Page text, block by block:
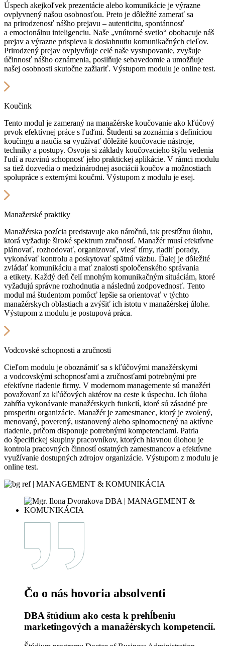
Úspech akejkoľvek prezentácie alebo komunikácie je výrazne
ovplyvnený našou osobnosťou. Preto je dôležité zamerať sa
na prirodzenosť nášho prejavu – autenticitu, spontánnosť
a emocionálnu inteligenciu. Naše „vnútorné svetlo“ obohacuje náš
prejav a výrazne prispieva k dosiahnutiu komunikačných cieľov.
Prirodzený prejav ovplyvňuje celé naše vystupovanie, zvyšuje
účinnosť nášho oznámenia, posilňuje sebavedomie a umožňuje
našej osobnosti skutočne zažiariť. Výstupom modulu je online test.
Koučink
Tento modul je zameraný na manažérske koučovanie ako kľúčový
prvok efektívnej práce s ľuďmi. Študenti sa zoznámia s definíciou
koučingu a naučia sa využívať dôležité koučovacie nástroje,
techniky a postupy. Osvoja si základy koučovacieho štýlu vedenia
ľudí a rozvinú schopnosť jeho praktickej aplikácie. V rámci modulu
sa tiež dozvedia o medzinárodnej asociácii koučov a možnostiach
spolupráce s externými koučmi. Výstupom z modulu je esej.
Manažerské praktiky
Manažérska pozícia predstavuje ako náročnú, tak prestížnu úlohu,
ktorá vyžaduje široké spektrum zručností. Manažér musí efektívne
plánovať, rozhodovať, organizovať, viesť tímy, riadiť porady,
vykonávať kontrolu a poskytovať spätnú väzbu. Ďalej je dôležité
zvládať komunikáciu a mať znalosti spoločenského správania
a etikety. Každý deň čelí mnohým komunikačným situáciám, ktoré
vyžadujú správne rozhodnutia a následnú zodpovednosť. Tento
modul má študentom pomôcť lepšie sa orientovať v týchto
manažérskych oblastiach a zvýšiť ich istotu v manažérskej úlohe.
Výstupom z modulu je postupová práca.
Vodcovské schopnosti a zručnosti
Cieľom modulu je oboznámiť sa s kľúčovými manažérskymi
a vodcovskými schopnosťami a zručnosťami potrebnými pre
efektívne riadenie firmy. V modernom managemente sú manažéri
považovaní za kľúčových aktérov na ceste k úspechu. Ich úloha
zahŕňa vykonávanie manažérskych funkcií, ktoré sú zásadné pre
prosperitu organizácie. Manažér je zamestnanec, ktorý je zvolený,
menovaný, poverený, ustanovený alebo splnomocnený na aktívne
riadenie, pričom disponuje potrebnými kompetenciami. Patria
do špecifickej skupiny pracovníkov, ktorých hlavnou úlohou je
kontrola pracovných činností ostatných zamestnancov a efektívne
využívanie dostupných zdrojov organizácie. Výstupom z modulu je
online test.
Čo o nás hovoria absolventi
DBA štúdium ako cesta k prehĺbeniu
marketingových a manažérskych kompetencií.